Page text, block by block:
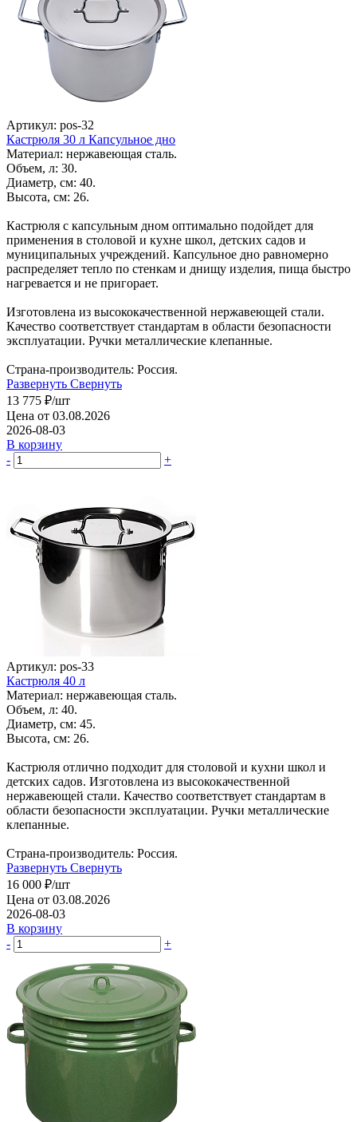
Артикул: pos-32
Кастрюля 30 л Капсульное дно
Материал: нержавеющая сталь.
Объем, л: 30.
Диаметр, см: 40.
Высота, см: 26.
Кастрюля с капсульным дном оптимально подойдет для
применения в столовой и кухне школ, детских садов и
муниципальных учреждений. Капсульное дно равномерно
распределяет тепло по стенкам и днищу изделия, пища быстро
нагревается и не пригорает.
Изготовлена из высококачественной нержавеющей стали.
Качество соответствует стандартам в области безопасности
эксплуатации. Ручки металлические клепанные.
Страна-производитель: Россия.
Развернуть Свернуть
13 775 ₽/шт
Цена от 03.08.2026
2026-08-03
В корзину
-
+
Артикул: pos-33
Кастрюля 40 л
Материал: нержавеющая сталь.
Объем, л: 40.
Диаметр, см: 45.
Высота, см: 26.
Кастрюля отлично подходит для столовой и кухни школ и
детских садов. Изготовлена из высококачественной
нержавеющей стали. Качество соответствует стандартам в
области безопасности эксплуатации. Ручки металлические
клепанные.
Страна-производитель: Россия.
Развернуть Свернуть
16 000 ₽/шт
Цена от 03.08.2026
2026-08-03
В корзину
-
+